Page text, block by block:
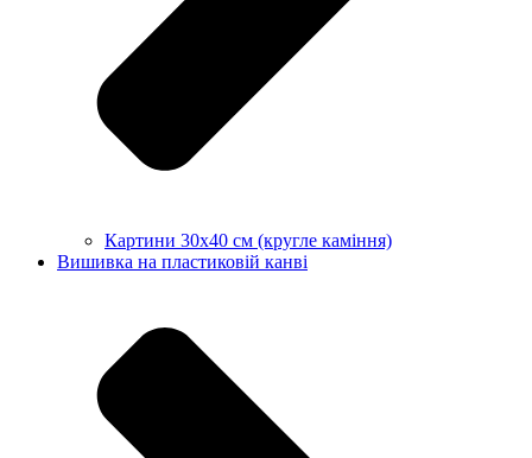
Картини 30х40 см (кругле каміння)
Вишивка на пластиковій канві